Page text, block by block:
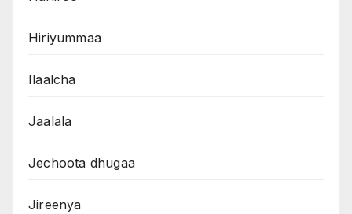
Hiriyummaa
Ilaalcha
Jaalala
Jechoota dhugaa
Jireenya